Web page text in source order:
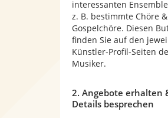
interessanten
z. B. bestimmte Chöre &
Gospelchöre. Diesen
finden Sie auf den
Künstler-Profil-Seiten
Musiker.
2. Angebote erhalten
Details besprechen